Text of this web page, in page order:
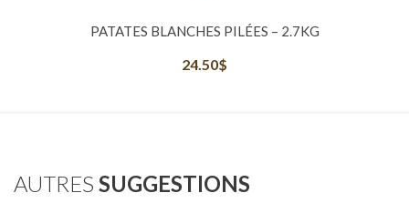
PATATES BLANCHES PILÉES – 2.7KG
24.50$
AUTRES SUGGESTIONS